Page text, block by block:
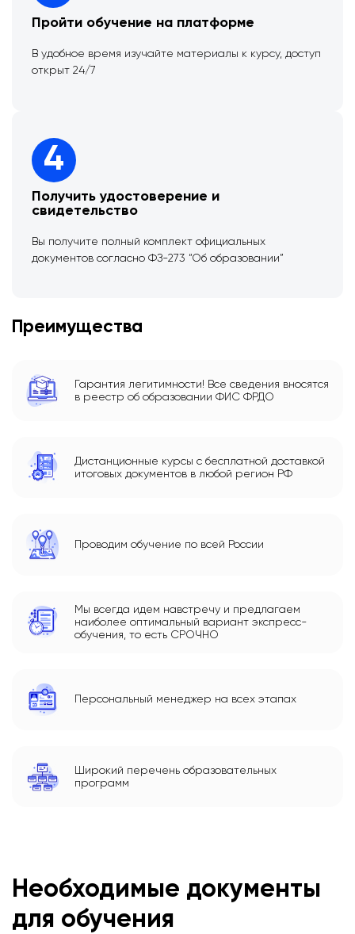
Пройти обучение на платформе
В удобное время изучайте материалы к курсу, доступ
открыт 24/7
4
Получить удостоверение и
свидетельство
Вы получите полный комплект официальных
документов согласно ФЗ-273 “Об образовании”
Преимущества
Гарантия легитимности! Все сведения вносятся
в реестр об образовании ФИС ФРДО
Дистанционные курсы с бесплатной доставкой
итоговых документов в любой регион РФ
Проводим обучение по всей России
Мы всегда идем навстречу и предлагаем
наиболее оптимальный вариант экспресс-
обучения, то есть СРОЧНО
Персональный менеджер на всех этапах
Широкий перечень образовательных
программ
Необходимые документы
для обучения